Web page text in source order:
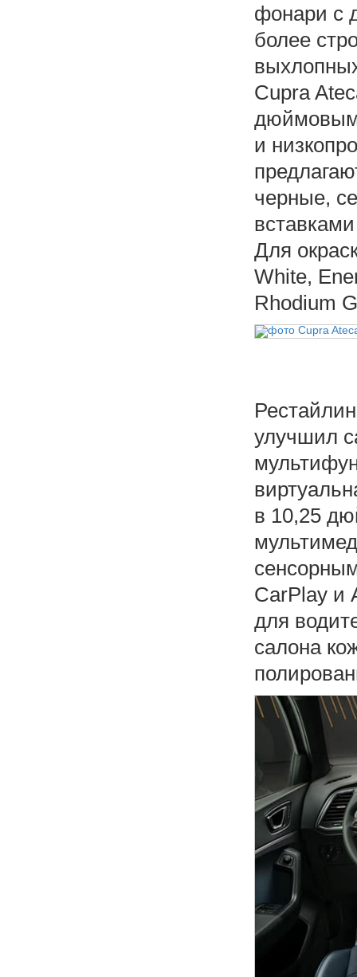
фонари с
более
Cupra
и
черные,
Для
White,
Rhodium
улучшил
в 10,25
CarPlay и
для
салона